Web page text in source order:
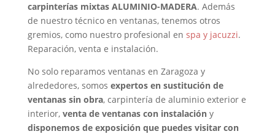
carpinterías mixtas ALUMINIO-MADERA. Además
de nuestro técnico en ventanas, tenemos otros
gremios, como nuestro profesional en spa y jacuzzi.
Reparación, venta e instalación.
No solo reparamos ventanas en Zaragoza y
alrededores, somos expertos en sustitución de
ventanas sin obra, carpintería de aluminio exterior e
interior, venta de ventanas con instalacióny
disponemos de exposición que puedes visitar con